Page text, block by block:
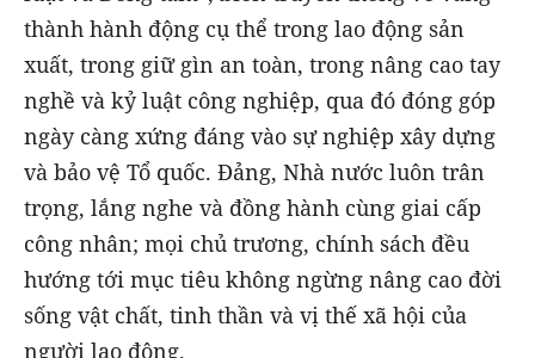
thành hành động cụ thể trong lao động sản
xuất, trong giữ gìn an toàn, trong nâng cao tay
nghề và kỷ luật công nghiệp, qua đó đóng góp
ngày càng xứng đáng vào sự nghiệp xây dựng
và bảo vệ Tổ quốc. Đảng, Nhà nước luôn trân
trọng, lắng nghe và đồng hành cùng giai cấp
công nhân; mọi chủ trương, chính sách đều
hướng tới mục tiêu không ngừng nâng cao đời
sống vật chất, tinh thần và vị thế xã hội của
người lao động.